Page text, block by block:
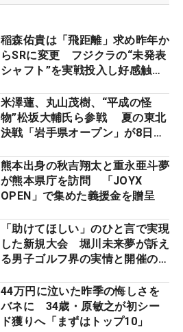
稲森佑貴は「飛距離」求め昨年か
らSRに変更 フジクラの“未発表
シャフト”を実戦投入し好感触
ーのヒトネタ！】
米澤蓮、丸山茂樹、“平成の怪
物”松坂大輔氏ら参戦 夏の東北
決戦「岩手県オープン」が8日開
熊本出身の秋吉翔太と重永亜斗夢
が熊本県庁を訪問 「JOYX
OPEN」で集めた義援金を贈呈
「助けてほしい」のひと言で実現
した新規大会 堀川未来夢が訴え
る男子ゴルフ界の実情と開催の舞
44万円に泣いた昨季の悔しさを
バネに 34歳・原敏之が初シー
ド獲りへ「まずはトップ10」